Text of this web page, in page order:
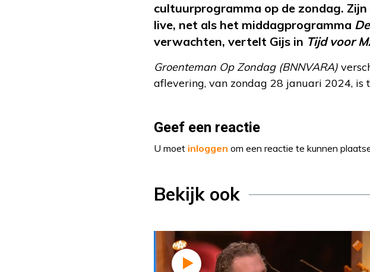
cultuurprogramma op de zondag.
live, net als het middagprogramma
verwachten, vertelt Gijs in Tijd voor
Groenteman Op Zondag (BNNVARA)
aflevering, van zondag 28 januari 2024, is
Geef een reactie
U moet inloggen om een reactie te kunnen
Bekijk ook